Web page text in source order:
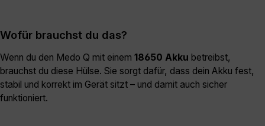
Wofür brauchst du das?
Wenn du den Medo Q mit einem 18650 Akku betreibst,
brauchst du diese Hülse. Sie sorgt dafür, dass dein Akku fest,
stabil und korrekt im Gerät sitzt – und damit auch sicher
funktioniert.